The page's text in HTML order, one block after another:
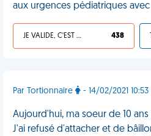
aux urgences pédiatriques avec
JE VALIDE, C'EST UNE VDM 438
Par Tortionnaire - 14/02/2021
Aujourd'hui, ma soeur de 10
J'ai refusé d'attacher et de